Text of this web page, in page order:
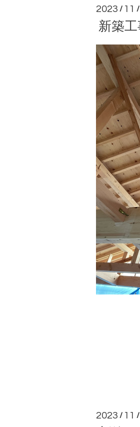
2023 / 11 /
新築
2023 / 11 /